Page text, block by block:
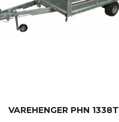
VAREHENGER PHN 1338T